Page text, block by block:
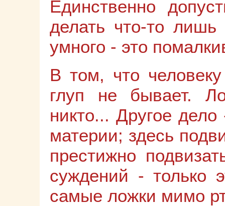
Единственно
делать что-то
умного - это
В том, что
глуп не бывает.
никто... Другое
материи; здесь
престижно
суждений - только
самые ложки мимо